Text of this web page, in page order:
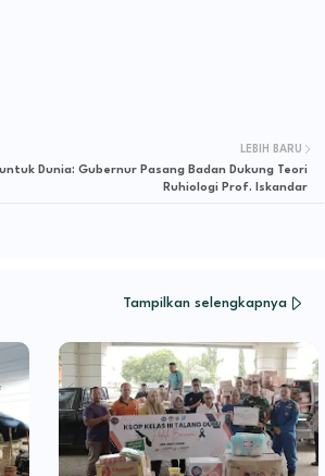
LEBIH BARU
Dunia: Gubernur Pasang Badan Dukung Teori
Ruhiologi Prof. Iskandar
Tampilkan selengkapnya